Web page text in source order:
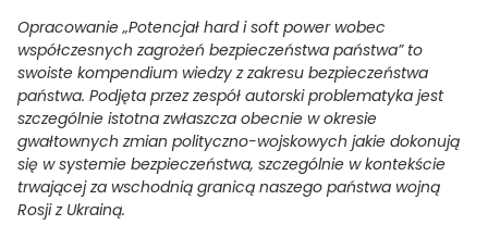
Opracowanie „Potencjał hard i soft power wobec
współczesnych zagrożeń bezpieczeństwa państwa” to
swoiste kompendium wiedzy z zakresu bezpieczeństwa
państwa. Podjęta przez zespół autorski problematyka jest
szczególnie istotna zwłaszcza obecnie w okresie
gwałtownych zmian polityczno-wojskowych jakie dokonują
się w systemie bezpieczeństwa, szczególnie w kontekście
trwającej za wschodnią granicą naszego państwa wojną
Rosji z Ukrainą.